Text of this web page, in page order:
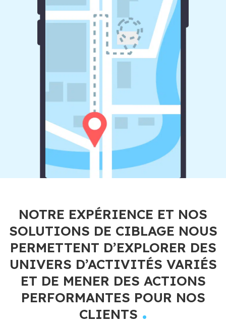
NOTRE EXPÉRIENCE ET NOS
SOLUTIONS DE CIBLAGE NOUS
PERMETTENT D’EXPLORER DES
UNIVERS D’ACTIVITÉS VARIÉS
ET DE MENER DES ACTIONS
PERFORMANTES POUR NOS
CLIENTS .